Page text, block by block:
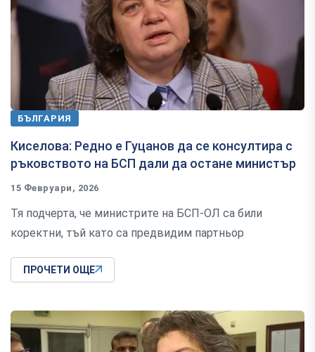
БЪЛГАРИЯ
Киселова: Редно е Гуцанов да се консултира с
ръковството на БСП дали да остане министър
15 Февруари, 2026
Тя подчерта, че министрите на БСП-ОЛ са били
коректни, тъй като са предвидим партньор
ПРОЧЕТИ ОЩЕ